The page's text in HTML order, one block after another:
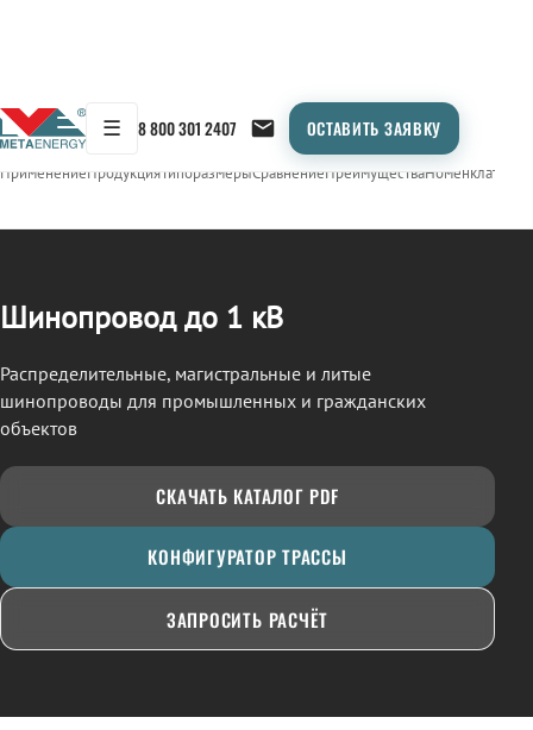
☰ 8 800 301 2407 ОСТАВИТЬ ЗАЯВКУ
← Продукция/ШИНОПРОВОД
ПрименениеПродукцияТипоразмерыСравнениеПреимуществаНоменклатура
Шинопровод до 1 кВ
Распределительные, магистральные и литые
шинопроводы для промышленных и гражданских
объектов
СКАЧАТЬ КАТАЛОГ PDF
КОНФИГУРАТОР ТРАССЫ
ЗАПРОСИТЬ РАСЧЁТ